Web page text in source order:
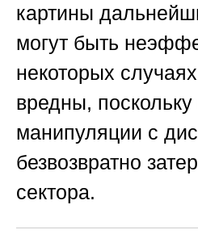
картины
могут быть
некоторых
вредны,
манипуляции с
безвозвратно
сектора.